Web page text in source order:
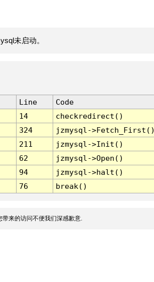
未启动。
Line
Code
14
checkredirect()
324
jzmysql-
211
jzmysql->Init()
62
jzmysql->Open()
94
jzmysql->halt()
76 break()
来的访问不便我们深感歉意.